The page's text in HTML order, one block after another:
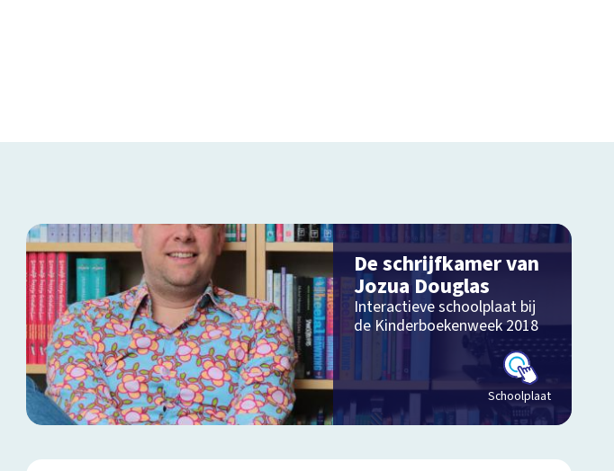
De schrijfkamer van
Jozua Douglas
Interactieve schoolplaat bij
de Kinderboekenweek 2018
Schoolplaat